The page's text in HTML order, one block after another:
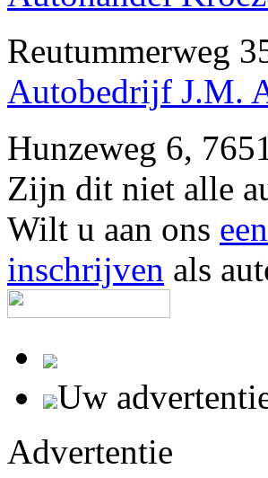
Reutummerweg
Autobedrijf J.M.
Hunzeweg 6,
Zijn dit niet alle
Wilt u aan ons
inschrijven als
Uw
Advertentie